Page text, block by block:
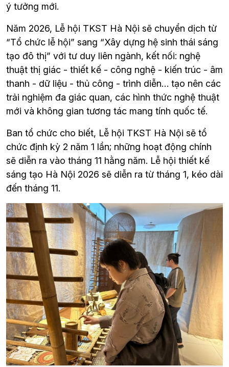
ý tưởng mới.
Năm 2026, Lễ hội TKST Hà Nội sẽ chuyển dịch từ
“Tổ chức lễ hội” sang “Xây dựng hệ sinh thái sáng
tạo đô thị” với tư duy liên ngành, kết nối: nghệ
thuật thị giác - thiết kế - công nghệ - kiến trúc - âm
thanh - dữ liệu - thủ công - trình diễn… tạo nên các
trải nghiệm đa giác quan, các hình thức nghệ thuật
mới và không gian tương tác mang tính quốc tế.
Ban tổ chức cho biết, Lễ hội TKST Hà Nội sẽ tổ
chức định kỳ 2 năm 1 lần; những hoạt động chính
sẽ diễn ra vào tháng 11 hằng năm. Lễ hội thiết kế
sáng tạo Hà Nội 2026 sẽ diễn ra từ tháng 1, kéo dài
đến tháng 11.